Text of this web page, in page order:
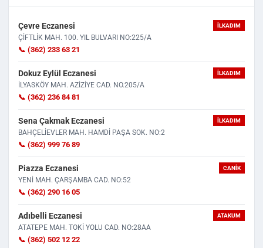
Çevre Eczanesi İLKADIM
ÇİFTLİK MAH. 100. YIL BULVARI NO:225/A
📞 (362) 233 63 21
Dokuz Eylül Eczanesi İLKADIM
İLYASKÖY MAH. AZİZİYE CAD. NO.205/A
📞 (362) 236 84 81
Sena Çakmak Eczanesi İLKADIM
BAHÇELİEVLER MAH. HAMDİ PAŞA SOK. NO:2
📞 (362) 999 76 89
Piazza Eczanesi CANIK
YENİ MAH. ÇARŞAMBA CAD. NO:52
📞 (362) 290 16 05
Adıbelli Eczanesi ATAKUM
ATATEPE MAH. TOKİ YOLU CAD. NO:28AA
📞 (362) 502 12 22